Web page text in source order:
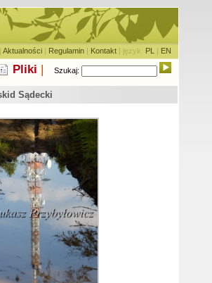
| Aktualności | Regulamin | Kontakt | język: PL | EN
Pliki | Szukaj:
Sądecki